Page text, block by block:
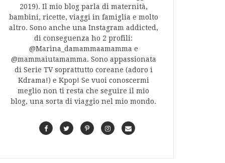
2019). Il mio blog parla di maternità,
bambini, ricette, viaggi in famiglia e molto
altro. Sono anche una Instagram addicted,
di conseguenza ho 2 profili:
@Marina_damammaamamma e
@mammaiutamamma. Sono appassionata
di Serie TV soprattutto coreane (adoro i
Kdrama!) e Kpop! Se vuoi conoscermi
meglio non ti resta che seguire il mio
blog, una sorta di viaggio nel mio mondo.
F
T
P
I
C